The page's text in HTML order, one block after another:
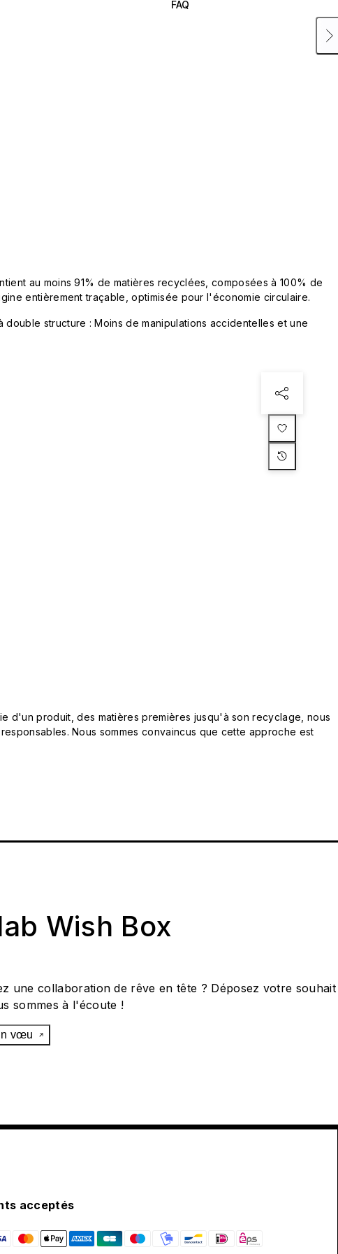
FAQ
au moins 91% de matières recyclées, composées à 100% de
entièrement traçable, optimisée pour l'économie circulaire.
double structure : Moins de manipulations accidentelles et une
d'un produit, des matières premières jusqu'à son recyclage, nous
Nous sommes convaincus que cette approche est
Wish Box
une collaboration de rêve en tête ? Déposez votre souhait
sommes à l'écoute !
vœu
acceptés